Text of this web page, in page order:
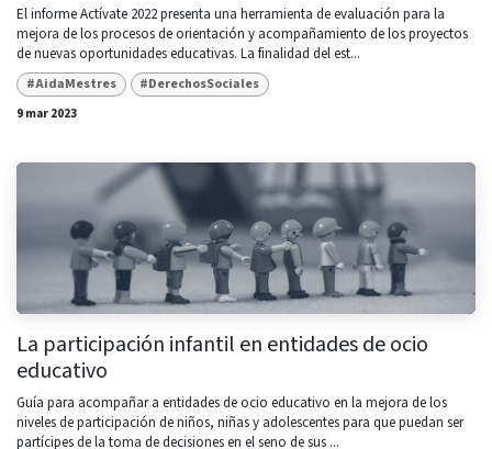
El informe Actívate 2022 presenta una herramienta de evaluación para la
mejora de los procesos de orientación y acompañamiento de los proyectos
de nuevas oportunidades educativas. La finalidad del est...
#AidaMestres
#DerechosSociales
9 mar 2023
La participación infantil en entidades de ocio
educativo
Guía para acompañar a entidades de ocio educativo en la mejora de los
niveles de participación de niños, niñas y adolescentes para que puedan ser
partícipes de la toma de decisiones en el seno de sus ...